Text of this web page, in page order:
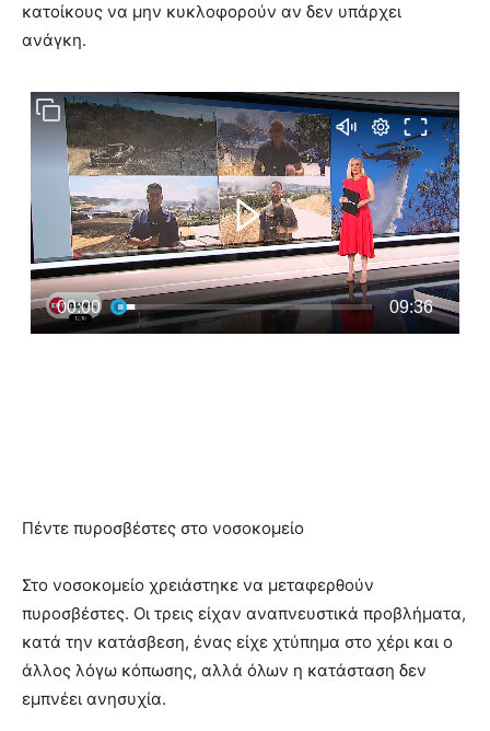
κατοίκους να μην κυκλοφορούν αν δεν υπάρχει
ανάγκη.
Πέντε πυροσβέστες στο νοσοκομείο
Στο νοσοκομείο χρειάστηκε να μεταφερθούν
πυροσβέστες. Οι τρεις είχαν αναπνευστικά προβλήματα,
κατά την κατάσβεση, ένας είχε χτύπημα στο χέρι και ο
άλλος λόγω κόπωσης, αλλά όλων η κατάσταση δεν
εμπνέει ανησυχία.